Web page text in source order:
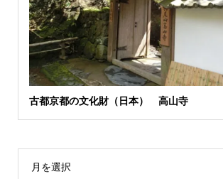
古都京都の文化財（日本） 高山寺
月を選択